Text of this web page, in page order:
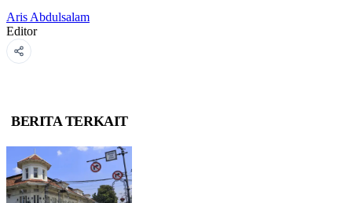
Aris Abdulsalam
Editor
BERITA TERKAIT